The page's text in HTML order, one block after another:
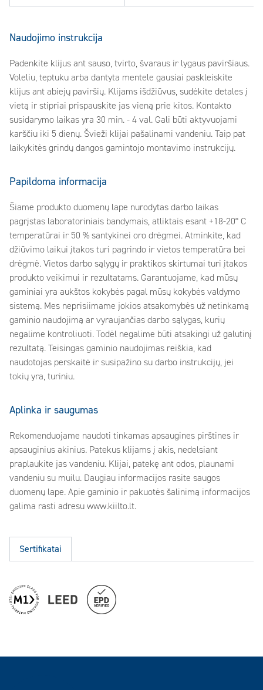
Naudojimo instrukcija
Padenkite klijus ant sauso, tvirto, švaraus ir lygaus paviršiaus.
Voleliu, teptuku arba dantyta mentele gausiai paskleiskite
klijus ant abiejų paviršių. Klijams išdžiūvus, sudėkite detales į
vietą ir stipriai prispauskite jas vieną prie kitos. Kontakto
susidarymo laikas yra 30 min. - 4 val. Gali būti aktyvuojami
karščiu iki 5 dienų. Švieži klijai pašalinami vandeniu. Taip pat
laikykitės grindų dangos gamintojo montavimo instrukcijų.
Papildoma informacija
Šiame produkto duomenų lape nurodytas darbo laikas
pagrįstas laboratoriniais bandymais, atliktais esant +18-20° C
temperatūrai ir 50 % santykinei oro drėgmei. Atminkite, kad
džiūvimo laikui įtakos turi pagrindo ir vietos temperatūra bei
drėgmė. Vietos darbo sąlygų ir praktikos skirtumai turi įtakos
produkto veikimui ir rezultatams. Garantuojame, kad mūsų
gaminiai yra aukštos kokybės pagal mūsų kokybės valdymo
sistemą. Mes neprisiimame jokios atsakomybės už netinkamą
gaminio naudojimą ar vyraujančias darbo sąlygas, kurių
negalime kontroliuoti. Todėl negalime būti atsakingi už galutinį
rezultatą. Teisingas gaminio naudojimas reiškia, kad
naudotojas perskaitė ir susipažino su darbo instrukcijų, jei
tokių yra, turiniu.
Aplinka ir saugumas
Rekomenduojame naudoti tinkamas apsaugines pirštines ir
apsauginius akinius. Patekus klijams į akis, nedelsiant
praplaukite jas vandeniu. Klijai, patekę ant odos, plaunami
vandeniu su muilu. Daugiau informacijos rasite saugos
duomenų lape. Apie gaminio ir pakuotės šalinimą informacijos
galima rasti adresu www.kiilto.lt.
Sertifikatai